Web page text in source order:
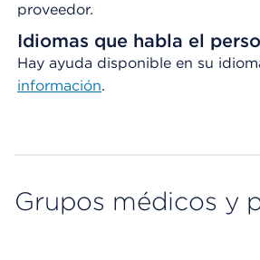
proveedor.
Idiomas que habla el
Hay ayuda disponible en su
información.
Grupos médicos y